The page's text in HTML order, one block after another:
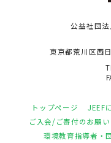
公益社団
東京都荒川区西
トップページ JEEF
ご入会/ご寄付のお願い
環境教育指導者・